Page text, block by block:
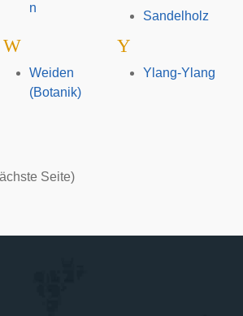
n
Sandelholz
W
Weiden
(Botanik)
Y
Ylang-Ylang
Seite)